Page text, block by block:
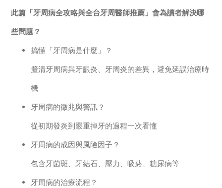
此篇「牙周病全攻略與全台牙周醫師推薦」會為讀者解決哪
些問題？
搞懂「牙周病是什麼」？
釐清牙周病與牙齦炎、牙周炎的差異，避免延誤治療時
機
牙周病的徵兆與警訊？
從初期發炎到嚴重掉牙的過程一次看懂
牙周病的成因與風險因子？
包含牙菌斑、牙結石、壓力、吸菸、糖尿病等
牙周病的治療流程？